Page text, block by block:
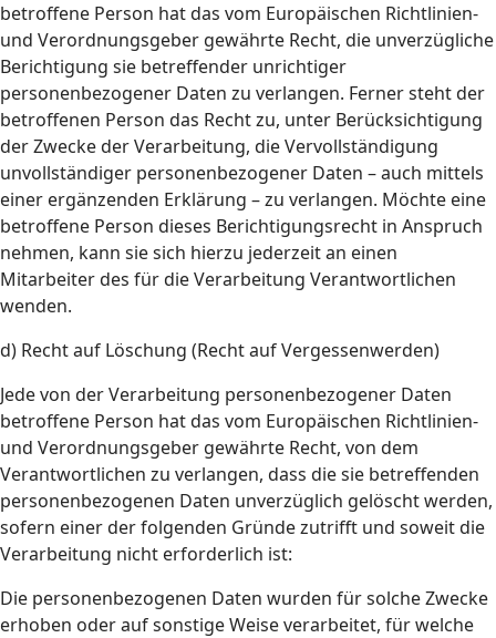
betroffene Person hat das vom Europäischen Richtlinien-
und Verordnungsgeber gewährte Recht, die unverzügliche
Berichtigung sie betreffender unrichtiger
personenbezogener Daten zu verlangen. Ferner steht der
betroffenen Person das Recht zu, unter Berücksichtigung
der Zwecke der Verarbeitung, die Vervollständigung
unvollständiger personenbezogener Daten – auch mittels
einer ergänzenden Erklärung – zu verlangen. Möchte eine
betroffene Person dieses Berichtigungsrecht in Anspruch
nehmen, kann sie sich hierzu jederzeit an einen
Mitarbeiter des für die Verarbeitung Verantwortlichen
wenden.
d) Recht auf Löschung (Recht auf Vergessenwerden)
Jede von der Verarbeitung personenbezogener Daten
betroffene Person hat das vom Europäischen Richtlinien-
und Verordnungsgeber gewährte Recht, von dem
Verantwortlichen zu verlangen, dass die sie betreffenden
personenbezogenen Daten unverzüglich gelöscht werden,
sofern einer der folgenden Gründe zutrifft und soweit die
Verarbeitung nicht erforderlich ist:
Die personenbezogenen Daten wurden für solche Zwecke
erhoben oder auf sonstige Weise verarbeitet, für welche